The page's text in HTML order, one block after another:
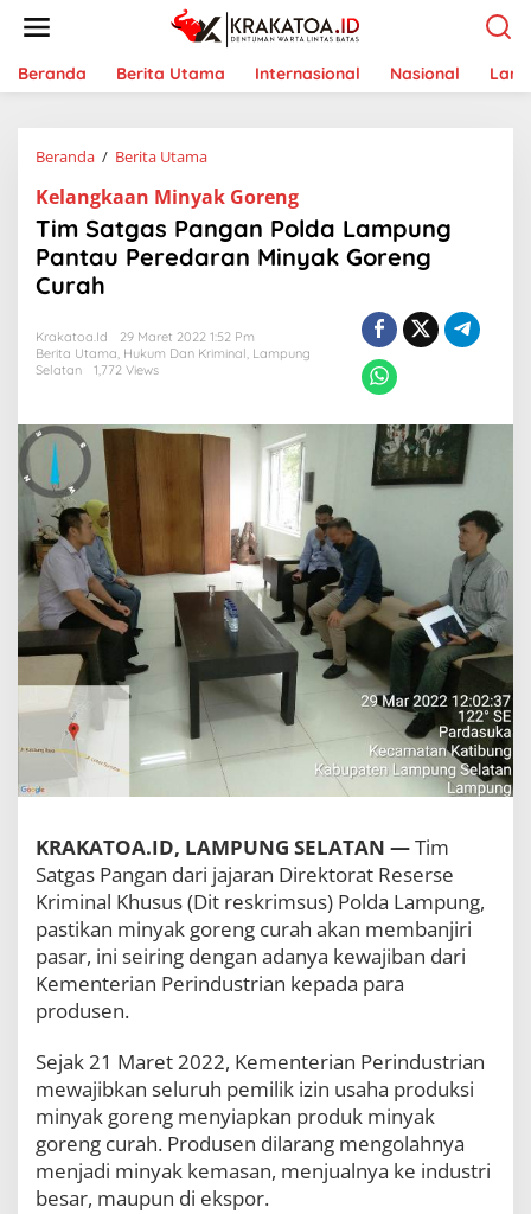
t
Beranda Berita Utama Internasional Nasional
Beranda / Berita Utama
m
S
a
t
s
P
a
a
L
a
n
P
t
u
P
e
r
e
a
r
M
i
n
y
a
G
o
Kelangkaan Minyak Goreng
Tim Satgas Pangan Polda Lampung
Pantau Peredaran Minyak Goreng
Curah
Krakatoa.id
29 Maret 2022 1:52 Pm
Berita Utama, Hukum Dan Kriminal, Lampung
Selatan
1,772 Views
KRAKATOA.ID, LAMPUNG SELATAN —Tim
Satgas Pangan dari jajaran Direktorat Reserse
Kriminal Khusus (Dit reskrimsus) Polda Lampung,
pastikan minyak goreng curah akan membanjiri
pasar, ini seiring dengan adanya kewajiban dari
Kementerian Perindustrian kepada para
produsen.
Sejak 21 Maret 2022, Kementerian Perindustrian
mewajibkan seluruh pemilik izin usaha produksi
minyak goreng menyiapkan produk minyak
goreng curah. Produsen dilarang mengolahnya
menjadi minyak kemasan, menjualnya ke industri
besar, maupun di ekspor.